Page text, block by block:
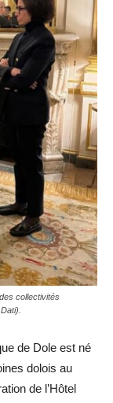
collectivités
de Dole est né
dolois au
de l’Hôtel